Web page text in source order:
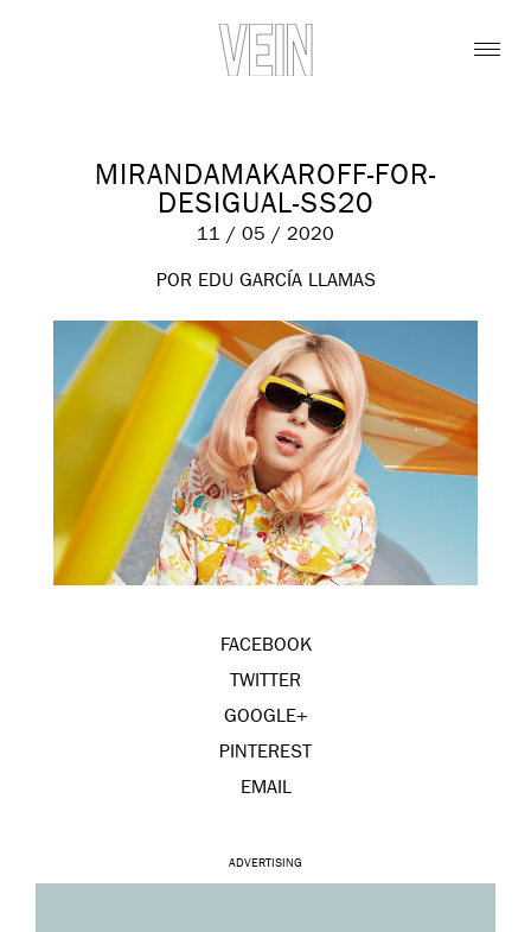
MIRANDAMAKAROFF-FOR-
DESIGUAL-SS20
11 / 05 / 2020
POR EDU GARCÍA LLAMAS
FACEBOOK
TWITTER
GOOGLE+
PINTEREST
EMAIL
ADVERTISING